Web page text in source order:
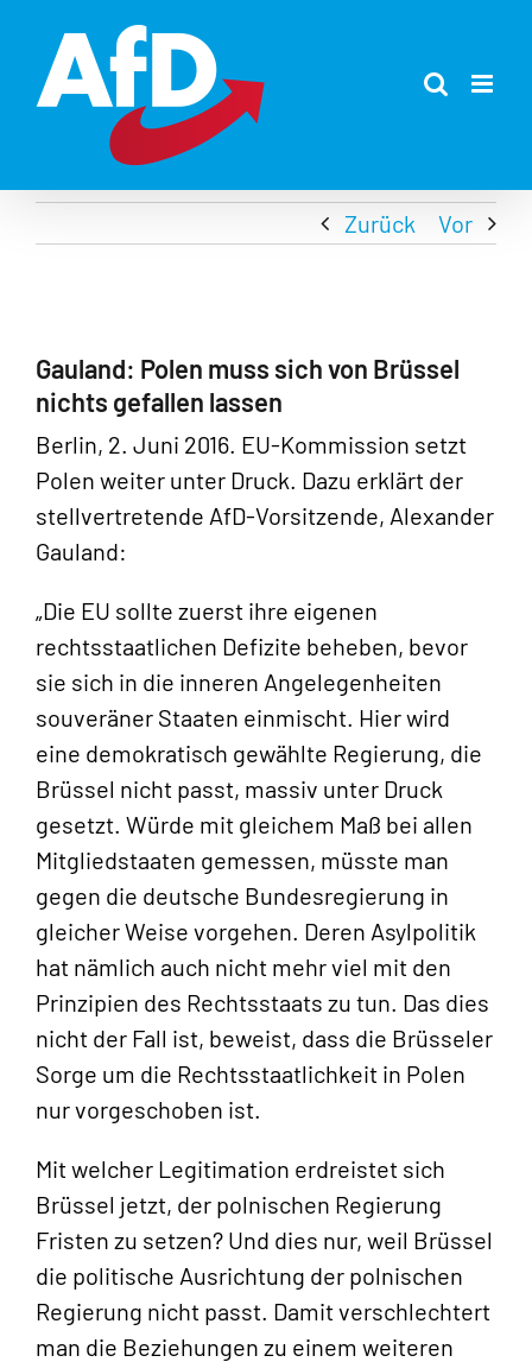
Inhalt
springen
Zurück Vor
Gauland: Polen muss sich von Brüssel
nichts gefallen lassen
Berlin, 2. Juni 2016. EU-Kommission setzt
Polen weiter unter Druck. Dazu erklärt der
stellvertretende AfD-Vorsitzende, Alexander
Gauland:
„Die EU sollte zuerst ihre eigenen
rechtsstaatlichen Defizite beheben, bevor
sie sich in die inneren Angelegenheiten
souveräner Staaten einmischt. Hier wird
eine demokratisch gewählte Regierung, die
Brüssel nicht passt, massiv unter Druck
gesetzt. Würde mit gleichem Maß bei allen
Mitgliedstaaten gemessen, müsste man
gegen die deutsche Bundesregierung in
gleicher Weise vorgehen. Deren Asylpolitik
hat nämlich auch nicht mehr viel mit den
Prinzipien des Rechtsstaats zu tun. Das dies
nicht der Fall ist, beweist, dass die Brüsseler
Sorge um die Rechtsstaatlichkeit in Polen
nur vorgeschoben ist.
Mit welcher Legitimation erdreistet sich
Brüssel jetzt, der polnischen Regierung
Fristen zu setzen? Und dies nur, weil Brüssel
die politische Ausrichtung der polnischen
Regierung nicht passt. Damit verschlechtert
man die Beziehungen zu einem weiteren